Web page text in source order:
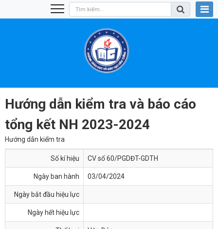
Hướng dẫn kiểm tra và báo cáo
tổng kết NH 2023-2024
Hướng dẫn kiểm tra
Số kí hiệu CV số 60/PGDĐT-GDTH
Ngày ban hành 03/04/2024
Ngày bắt đầu hiệu lực
Ngày hết hiệu lực